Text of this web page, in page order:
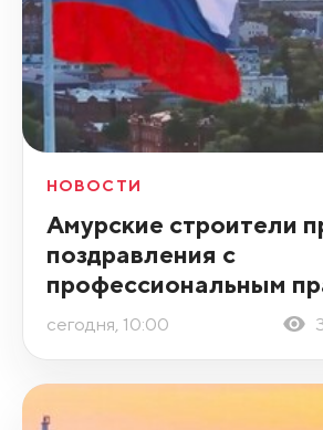
НОВОСТИ
Амурские строители
поздравления с
профессиональным
сегодня, 10:00